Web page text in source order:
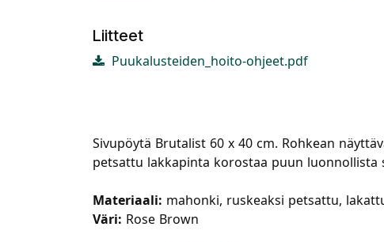
Liitteet
Puukalusteiden_hoito-ohjeet.pdf
Sivupöytä Brutalist 60 x 40 cm. Rohkean
petsattu lakkapinta korostaa puun luonnollista
Materiaali: mahonki, ruskeaksi petsattu,
Väri: Rose Brown